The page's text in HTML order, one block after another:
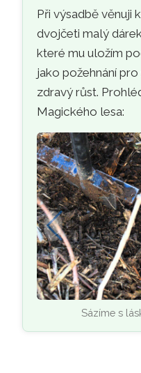
Při výsadbě věnuji
dvojčeti malý
které mu uložím
jako požehnání
zdravý růst.
Magického lesa:
Sázíme s